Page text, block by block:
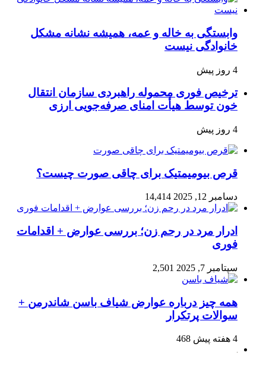
وابستگی به خاله و عمه، همیشه نشانه مشکل
خانوادگی نیست
4 روز پیش
ترخیص فوری محموله راهبردی سازمان انتقال
خون توسط هیأت امنای صرفه‌جویی ارزی
4 روز پیش
قرص بیومیمتیک برای چاقی صورت چیست؟
دسامبر 12, 2025 14,414
ادرار مرد در رحم زن؛ بررسی عوارض + اقدامات
فوری
سپتامبر 7, 2025 2,501
همه چیز درباره عوارض شیاف باسن شاندرمن +
سوالات پرتکرار
4 هفته پیش 468